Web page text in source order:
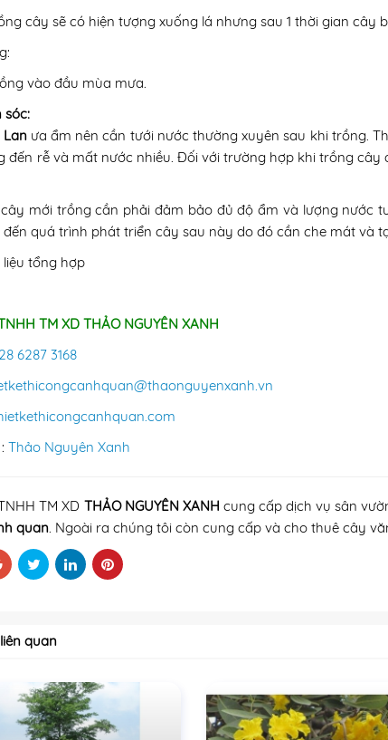
cây sẽ có hiện tượng xuống lá nhưng sau 1 thời gian cây
vào đầu mùa mưa.
sóc:
Lanưa ẩm nên cần tưới nước thường xuyên sau khi trồng.
đến rễ và mất nước nhiều. Đối với trường hợp khi trồng
mới trồng cần phải đảm bảo đủ độ ẩm và lượng nước
đến quá trình phát triển cây sau này do đó cần che mát và
liệu tổng hợp
TM XD THẢO NGUYÊN XANH
6287 3168
thaonguyenxanh.vn
:Thảo Nguyên Xanh
TM XD THẢO NGUYÊN XANH cung cấp dịch vụ sân
quan. Ngoài ra chúng tôi còn cung cấp và cho thuê cây
quan